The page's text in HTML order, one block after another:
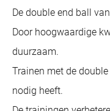
De double end ball
Door hoogwaardige
duurzaam.
Trainen met de
nodig heeft.